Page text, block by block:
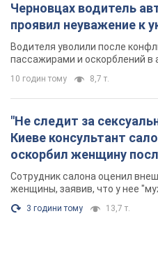
Черновцах водитель
проявил неуважение к
военным и поплатился
Видео
Водителя уволили после
пассажирами и оскорблений в
10 годин тому 8,7 т.
"Не следит за
Киеве консультант
оскорбил женщину
химиотерапии,
Фото
Сотрудник салона оценил
женщины, заявив, что у нее
3 години тому 13,7 т.